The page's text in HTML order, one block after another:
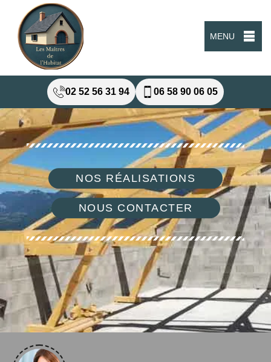
MENU
02 52 56 31 94 06 58 90 06 05
NOS RÉALISATIONS
NOUS CONTACTER